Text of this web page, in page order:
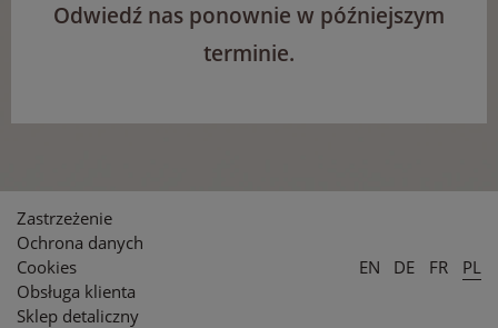
Odwiedź nas ponownie w późniejszym
terminie.
Zastrzeżenie
Ochrona danych
Cookies
Obsługa klienta
Sklep detaliczny
EN DE FR PL